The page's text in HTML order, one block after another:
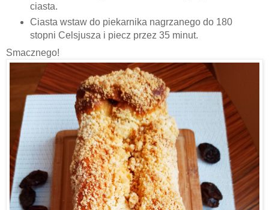
ciasta.
Ciasta wstaw do piekarnika nagrzanego do 180
stopni Celsjusza i piecz przez 35 minut.
Smacznego!